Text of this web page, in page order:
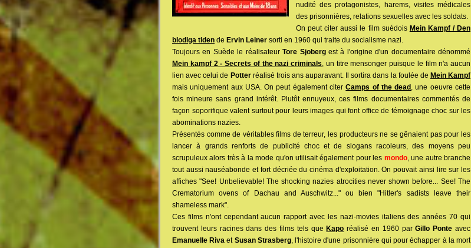
nudité des protagonistes, harems, visites médicales
des prisonnières, relations sexuelles avec les soldats.
On peut citer aussi le film suédois Mein Kampf / Den
blodiga tiden de Ervin Leiner sorti en 1960 qui traite du socialisme nazi.
Toujours en Suède le réalisateurTore Sjobergest à l'origine d'un documentaire dénommé
Mein kampf 2 - Secrets of the nazi criminals, un titre mensonger puisque le film n'a aucun
lien avec celui de Potterréalisé trois ans auparavant. Il sortira dans la foulée de Mein Kampf
mais uniquement aux USA. On peut également citerCamps of the dead , une oeuvre cette
fois mineure sans grand intérêt. Plutôt ennuyeux, ces films documentaires commentés de
façon soporifique valent surtout pour leurs images qui font office de témoignage choc sur les
abominations nazies.
Présentés comme de véritables films de terreur, les producteurs ne se gênaient pas pour les
lancer à grands renforts de publicité choc et de slogans racoleurs, des moyens peu
scrupuleux alors très à la mode qu'on utilisait également pour les mondo, une autre branche
tout aussi nauséabonde et fort décriée du cinéma d'exploitation. On pouvait ainsi lire sur les
affiches "See! Unbelievable! The shocking nazies atrocities never shown before... See! The
Crematorium ovens of Dachau and Auschwitz..." ou bien "Hitler's sadists leave their
shameless mark".
Ces films n'ont cependant aucun rapport avec les nazi-movies italiens des années 70 qui
trouvent leurs racines dans des films tels que Kapo réalisé en 1960 parGillo Ponte avec
Emanuelle Riva et Susan Strasberg, l'histoire d'une prisonnière qui pour échapper à la mort